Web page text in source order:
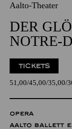
Aalto-Theater
DER
NOTRE-
TICKETS
51,00 45,00 35,00
OPERA
AALTO BALLETT